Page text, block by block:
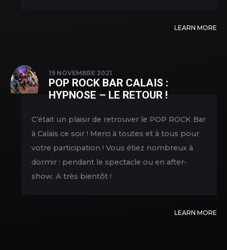
LEARN MORE
19 NOVEMBRE 2021
POP ROCK BAR CALAIS :
HYPNOSE – LE RETOUR !
C’était un plaisir de retrouver le POP ROCK Bar
à Calais ce soir ! Merci à toutes et à tous pour
votre participation ! Vous étiez nombreux à
dormir : pendant le spectacle ou en after-
show. A très bientôt !
LEARN MORE